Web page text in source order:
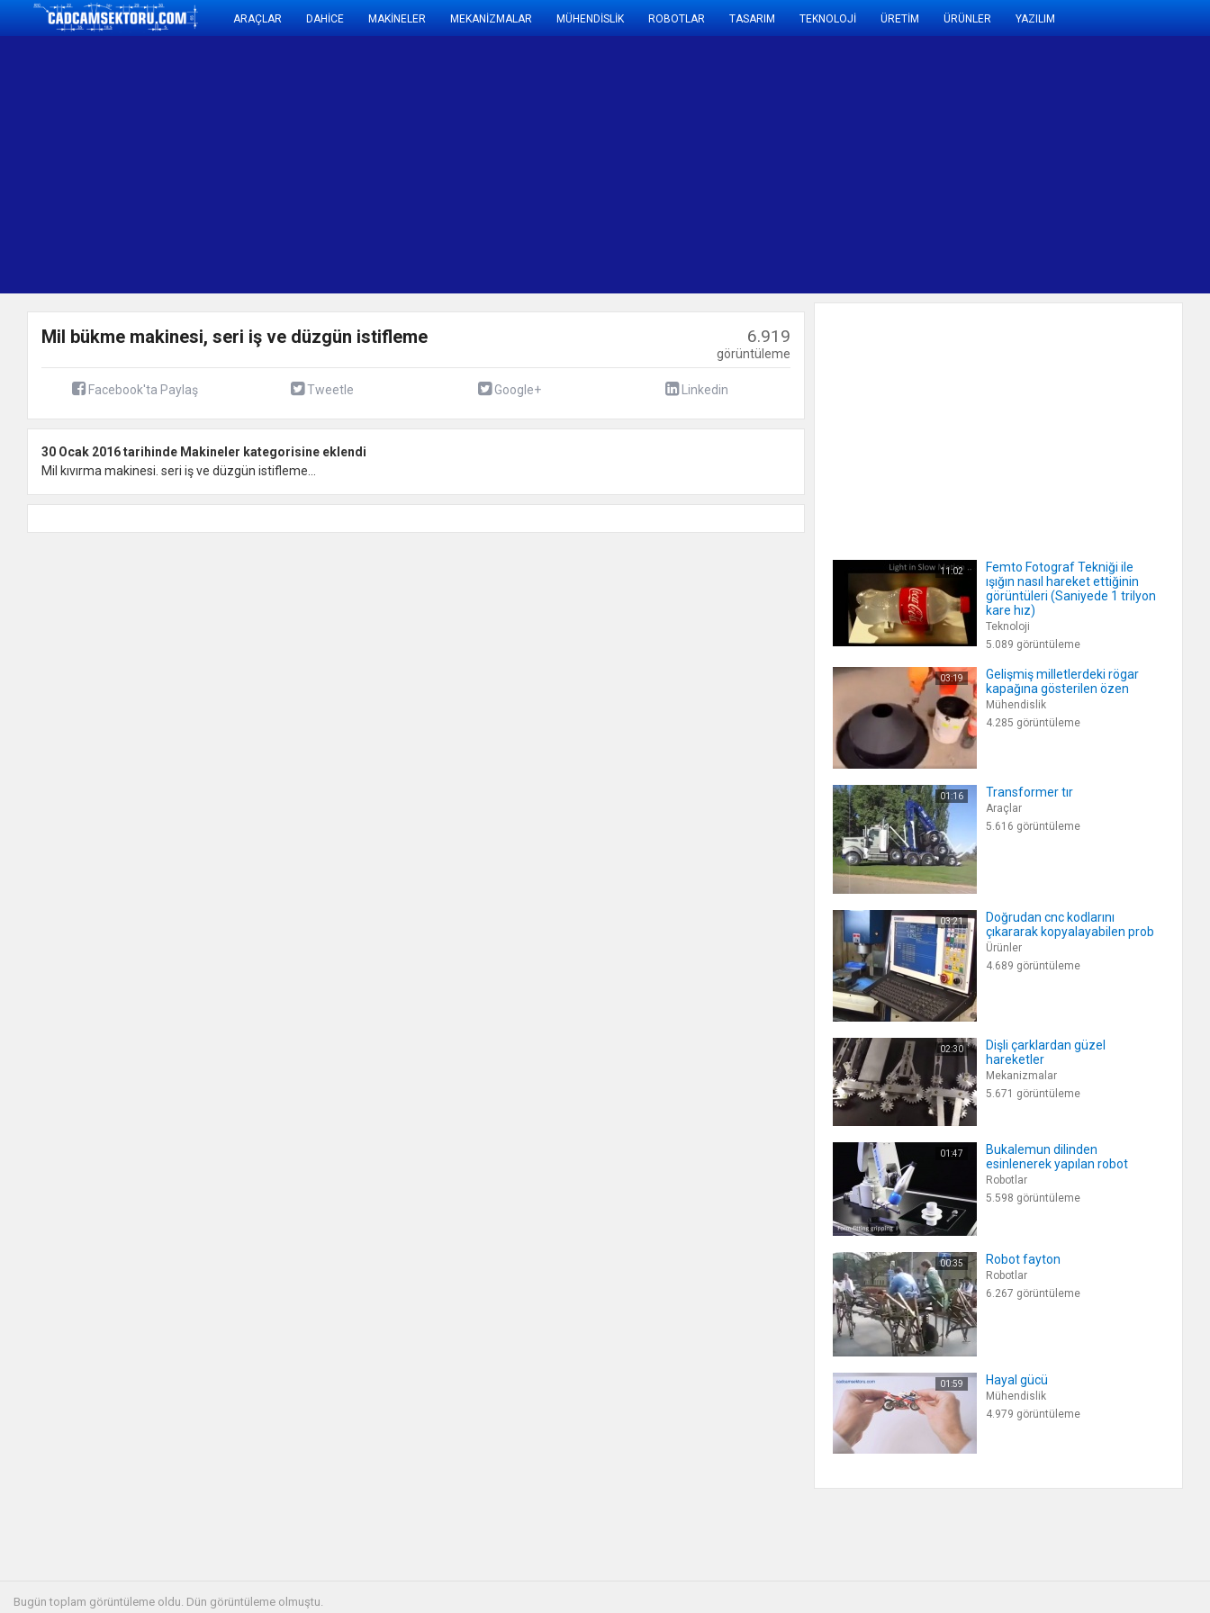
ARAÇLAR DAHİCE MAKİNELER MEKANİZMALAR MÜHENDİSLİK ROBOTLAR TASARIM TEKNOLOJİ ÜRETİM ÜRÜNLER YAZILIM
Mil bükme makinesi, seri iş ve düzgün istifleme 6.919
görüntüleme
Facebook'ta Paylaş Tweetle Google+ Linkedin
30 Ocak 2016 tarihinde Makineler kategorisine eklendi
Mil kıvırma makinesi. seri iş ve düzgün istifleme...
11:02
Femto Fotograf Tekniği ile
ışığın nasıl hareket ettiğinin
görüntüleri (Saniyede 1 trilyon
kare hız)
Teknoloji
5.089 görüntüleme
03:19
Gelişmiş milletlerdeki rögar
kapağına gösterilen özen
Mühendislik
4.285 görüntüleme
01:16 Transformer tır
Araçlar
5.616 görüntüleme
03:21
Doğrudan cnc kodlarını
çıkararak kopyalayabilen prob
Ürünler
4.689 görüntüleme
02:30
Dişli çarklardan güzel
hareketler
Mekanizmalar
5.671 görüntüleme
01:47
Bukalemun dilinden
esinlenerek yapılan robot
Robotlar
5.598 görüntüleme
00:35 Robot fayton
Robotlar
6.267 görüntüleme
01:59 Hayal gücü
Mühendislik
4.979 görüntüleme
Bugün toplam görüntüleme oldu. Dün görüntüleme olmuştu.